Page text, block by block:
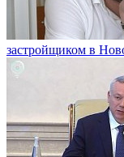
застройщиком в